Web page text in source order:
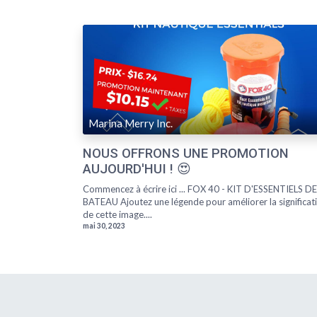
Marina Merry Inc.
NOUS OFFRONS UNE PROMOTION
AUJOURD'HUI ! 😍
Commencez à écrire ici ... FOX 40 - KIT D'ESSENTIELS DE
BATEAU Ajoutez une légende pour améliorer la
de cette image....
mai 30, 2023